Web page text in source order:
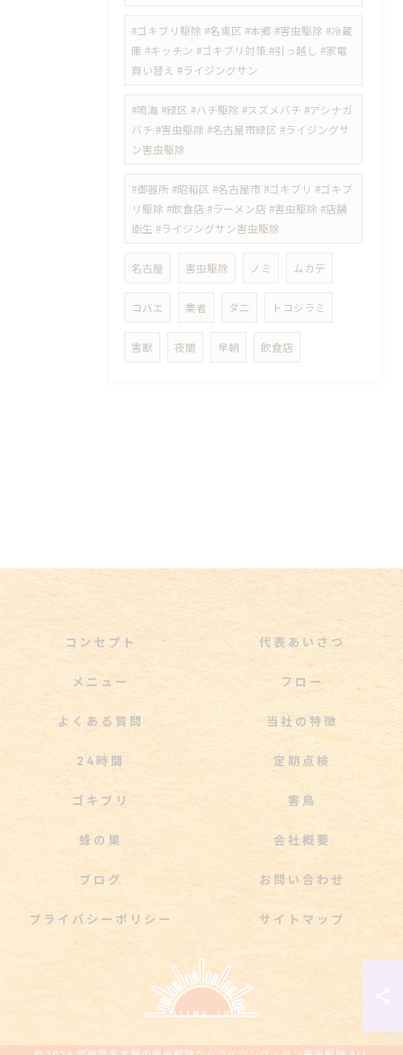
#ゴキブリ駆除 #名東区 #本郷 #害虫駆除 #冷蔵
庫 #キッチン #ゴキブリ対策 #引っ越し #家電
買い替え #ライジングサン
#鳴海 #緑区 #ハチ駆除 #スズメバチ #アシナガ
バチ #害虫駆除 #名古屋市緑区 #ライジングサ
ン害虫駆除
#御器所 #昭和区 #名古屋市 #ゴキブリ #ゴキブ
リ駆除 #飲食店 #ラーメン店 #害虫駆除 #店舗
衛生 #ライジングサン害虫駆除
名古屋 害虫駆除 ノミ ムカデ
コバエ 業者 ダニ トコジラミ
害獣 夜間 早朝 飲食店
コンセプト 代表あいさつ
メニュー フロー
よくある質問 当社の特徴
24時間 定期点検
ゴキブリ 害鳥
蜂の巣 会社概要
ブログ お問い合わせ
プライバシーポリシー サイトマップ